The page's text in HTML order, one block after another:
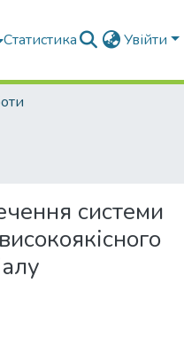
Статистика Увійти
системи